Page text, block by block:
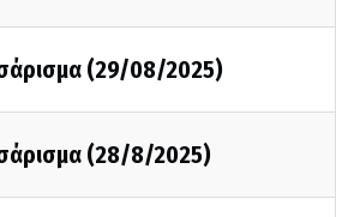
(29/08/2025)
(28/8/2025)